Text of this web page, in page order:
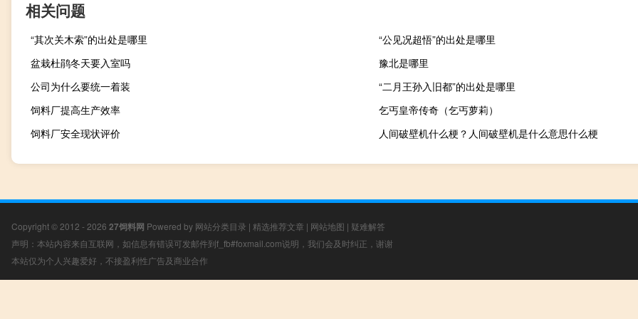
相关问题
“其次关木索”的出处是哪里
“公见况超悟”的出处是哪里
盆栽杜鹃冬天要入室吗
豫北是哪里
公司为什么要统一着装
“二月王孙入旧都”的出处是哪里
饲料厂提高生产效率
乞丐皇帝传奇（乞丐萝莉）
饲料厂安全现状评价
人间破壁机什么梗？人间破壁机是什么意思什么梗
Copyright © 2012 - 2026 27饲料网 Powered by 网站分类目录 | 精选推荐文章 | 网站地图 | 疑难解答
声明：本站内容来自互联网，如信息有错误可发邮件到f_fb#foxmail.com说明，我们会及时纠正，谢谢
本站仅为个人兴趣爱好，不接盈利性广告及商业合作